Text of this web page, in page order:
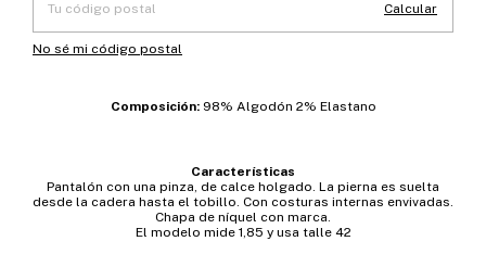
Calcular
No sé mi código postal
Composición: 98% Algodón 2% Elastano
Características
Pantalón con una pinza, de calce holgado. La pierna es suelta
desde la cadera hasta el tobillo. Con costuras internas envivadas.
Chapa de níquel con marca.
El modelo mide 1,85 y usa talle 42